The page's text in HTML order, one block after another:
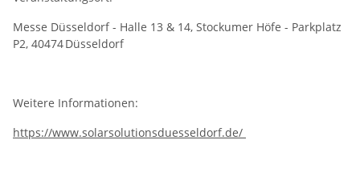
Messe Düsseldorf - Halle 13 & 14, Stockumer Höfe - Parkplatz
P2, 40474 Düsseldorf
Weitere Informationen:
https://www.solarsolutionsduesseldorf.de/